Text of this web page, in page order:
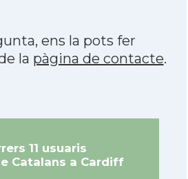
ens la pots fer
la pàgina de contacte.
11 usuaris
Catalans a Cardiff